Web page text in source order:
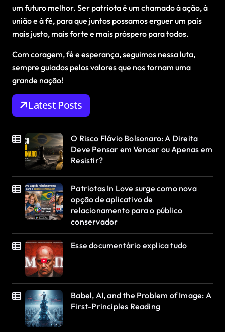
um futuro melhor. Ser patriota é um chamado à ação, à
união e à fé, para que juntos possamos erguer um país
mais justo, mais forte e mais próspero para todos.
Com coragem, fé e esperança, seguimos nessa luta,
sempre guiados pelos valores que nos tornam uma
grande nação!
Latest Posts
O Risco Flávio Bolsonaro: A Direita
Deve Pensar em Vencer ou Apenas em
Resistir?
Patriotas In Love surge como nova
opção de aplicativo de
relacionamento para o público
conservador
Esse documentário explica tudo
Babel, AI, and the Problem of Image: A
First-Principles Reading